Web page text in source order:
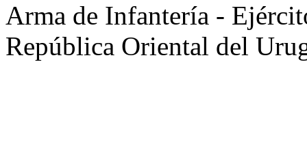
Arma de Infantería -
República Oriental del